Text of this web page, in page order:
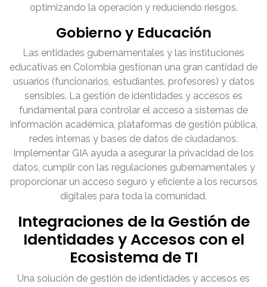
optimizando la operación y reduciendo riesgos.
Gobierno y Educación
Las entidades gubernamentales y las instituciones
educativas en Colombia gestionan una gran cantidad de
usuarios (funcionarios, estudiantes, profesores) y datos
sensibles. La gestión de identidades y accesos es
fundamental para controlar el acceso a sistemas de
información académica, plataformas de gestión pública,
redes internas y bases de datos de ciudadanos.
Implementar GIA ayuda a asegurar la privacidad de los
datos, cumplir con las regulaciones gubernamentales y
proporcionar un acceso seguro y eficiente a los recursos
digitales para toda la comunidad.
Integraciones de la Gestión de
Identidades y Accesos con el
Ecosistema de TI
Una solución de gestión de identidades y accesos es